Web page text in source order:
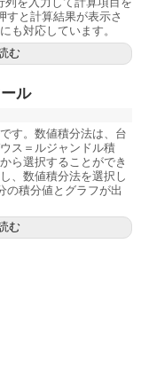
すと計算結果が表示さ
も対応しています。
む
ル
す。数値積分法は、台
ス＝ルジャンドル積
ら選択することができ
、数値積分法を選択し
の積分値とグラフが出
む